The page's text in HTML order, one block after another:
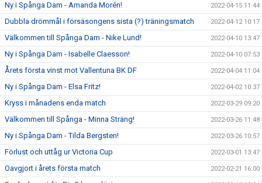
Ny i Spånga Dam - Amanda Morén! 2022-04-15 11:44
Dubbla drömmål i försäsongens sista (?) träningsmatch 2022-04-12 10:17
Välkommen till Spånga Dam - Nike Lund! 2022-04-10 13:47
Ny i Spånga Dam - Isabelle Claesson! 2022-04-10 07:53
Årets första vinst mot Vallentuna BK DF 2022-04-04 11:04
Ny i Spånga Dam - Elsa Fritz! 2022-04-02 10:37
Kryss i månadens enda match 2022-03-29 09:20
Välkommen till Spånga - Minna Sträng! 2022-03-26 11:48
Ny i Spånga Dam - Tilda Bergsten! 2022-03-26 10:57
Förlust och uttåg ur Victoria Cup 2022-03-01 13:47
Oavgjort i årets första match 2022-02-21 16:00